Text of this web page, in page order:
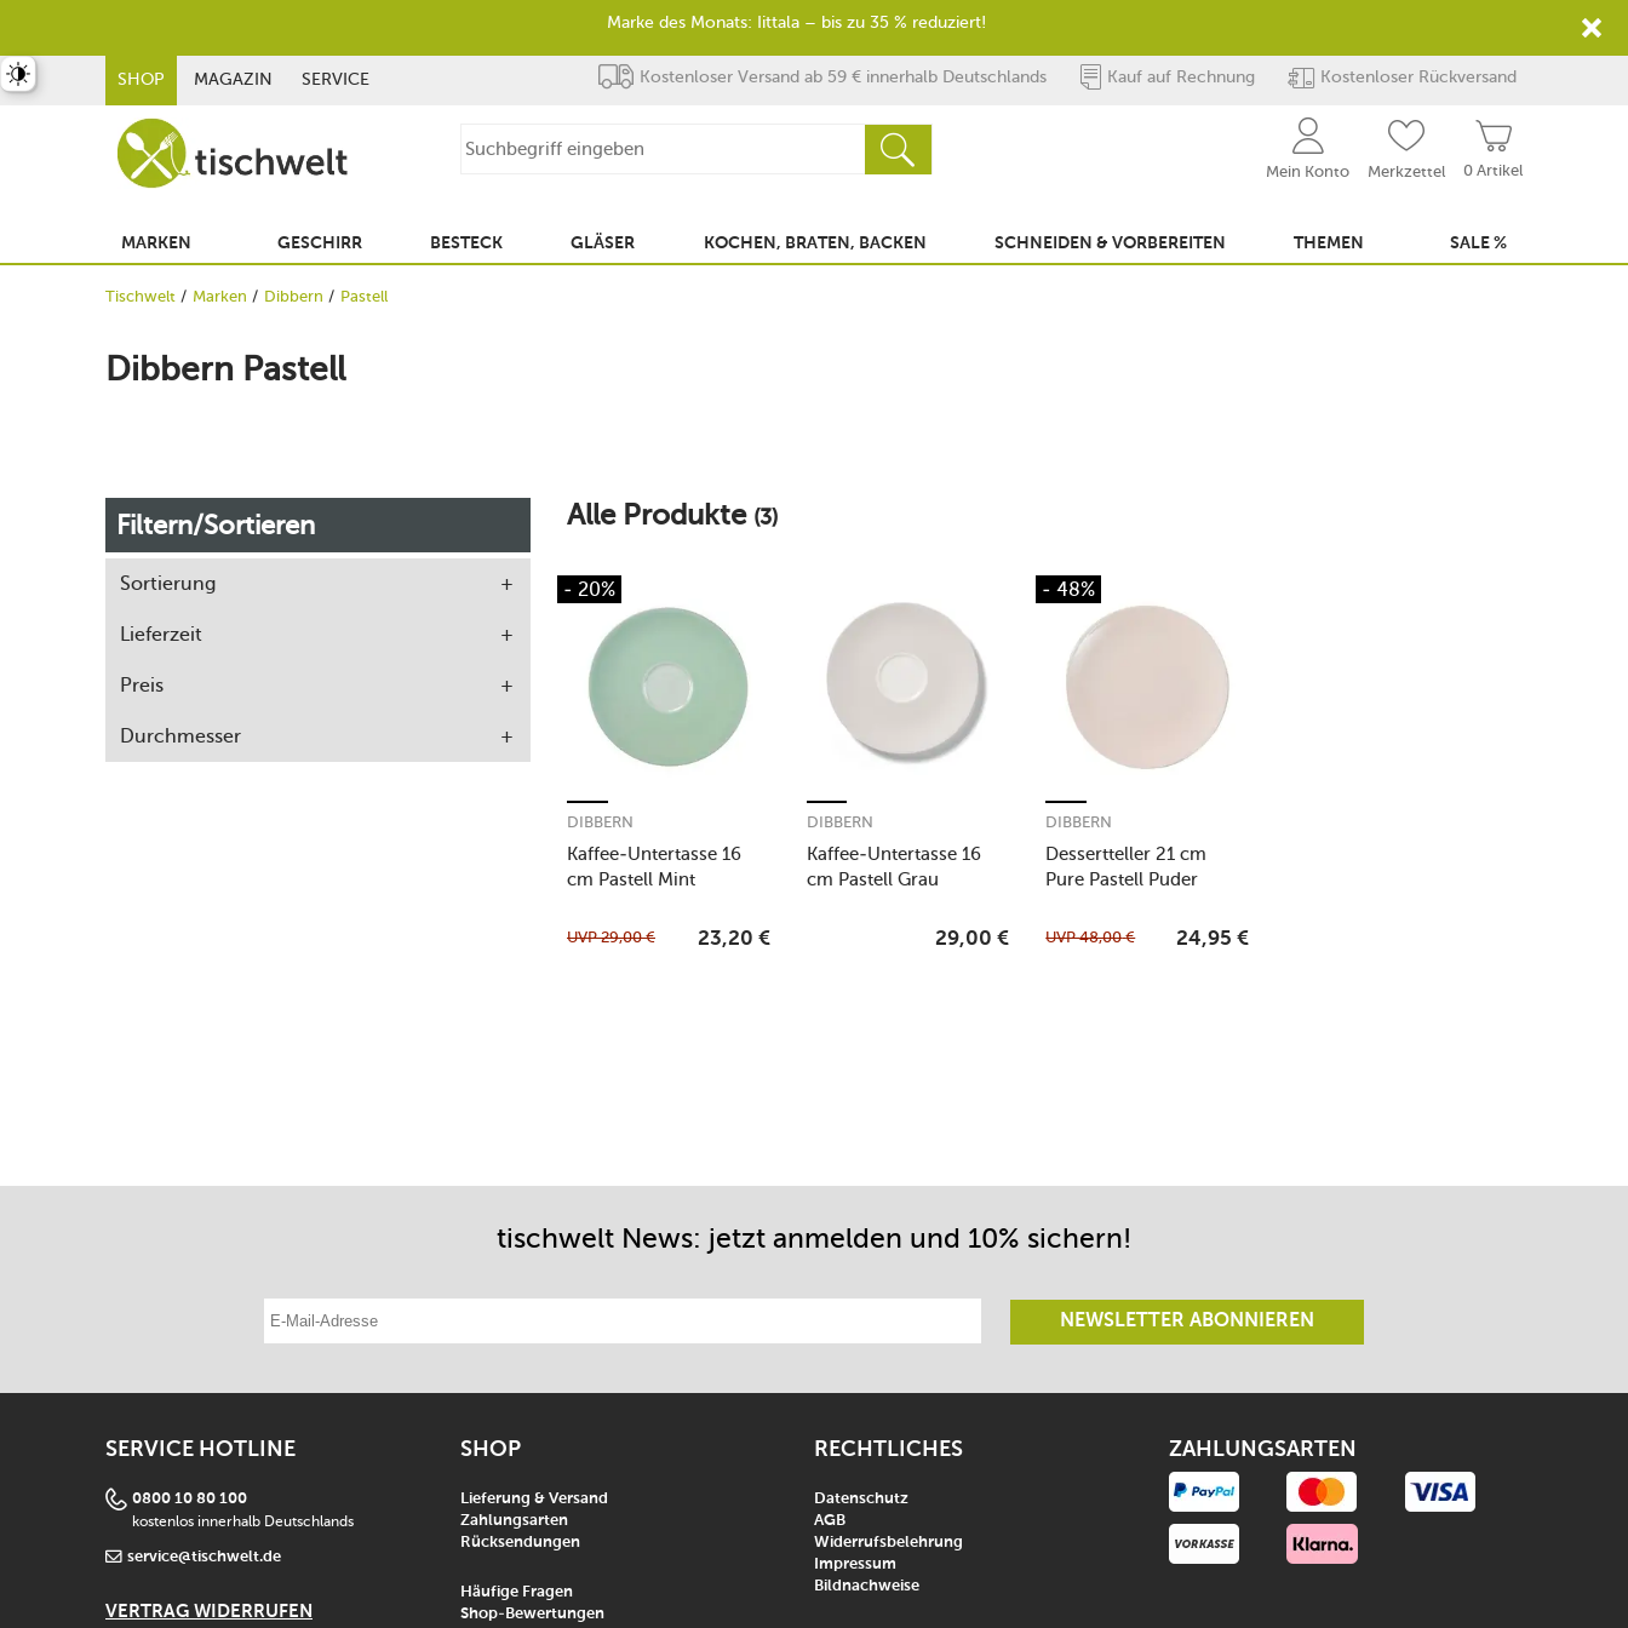
SHOP MAGAZIN SERVICE Kostenloser Versand ab 59 € innerhalb Deutschlands Kauf auf Rechnung Kostenloser Rückversand
0 Artikel
Mein Konto Merkzettel
MARKEN GESCHIRR BESTECK GLÄSER KOCHEN, BRATEN, BACKEN SCHNEIDEN & VORBEREITEN THEMEN SALE %
Tischwelt Marken Dibbern Pastell
Dibbern Pastell
Filtern/Sortieren
Sortierung
Lieferzeit
Preis
Durchmesser
Alle Produkte (3)
- 20%
Kaffee-Untertasse 16
cm Pastell Mint
DIBBERN
UVP29,00 € 23,20 €
Kaffee-Untertasse 16
cm Pastell Grau
DIBBERN
29,00 €
- 48%
Dessertteller 21 cm
Pure Pastell Puder
DIBBERN
UVP48,00 € 24,95 €
tischwelt News: jetzt anmelden und 10% sichern!
E-Mail-Adresse eintragen
NEWSLETTER ABONNIEREN
SERVICE HOTLINE
0800 10 80 100
kostenlos innerhalb Deutschlands
service@tischwelt.de
VERTRAG WIDERRUFEN
SHOP
Lieferung & Versand
Zahlungsarten
Rücksendungen
Häufige Fragen
Shop-Bewertungen
RECHTLICHES
Datenschutz
AGB
Widerrufsbelehrung
Impressum
Bildnachweise
ZAHLUNGSARTEN
umschalten
Marke des Monats: Iittala – bis zu 35 % reduziert!